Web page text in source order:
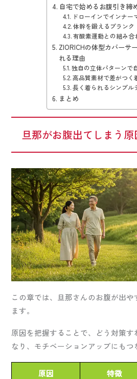
自宅で始めるお腹引き締
ドローインでインナー
体幹を鍛えるプランク
有酸素運動との組み合
ZIORICHの体型カバーサ
れる理由
独自の立体パターンで
高品質素材で差がつく
長く着られるシンプル
まとめ
旦那がお腹出てしまう原
この章では、旦那さんのお腹が出や
ます。
原因を把握することで、どう対策
なり、モチベーションアップにもつ
原因 特徴